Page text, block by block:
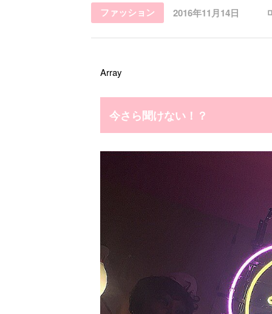
ファッション 2016年11月14日
Array
今さら聞けない！？